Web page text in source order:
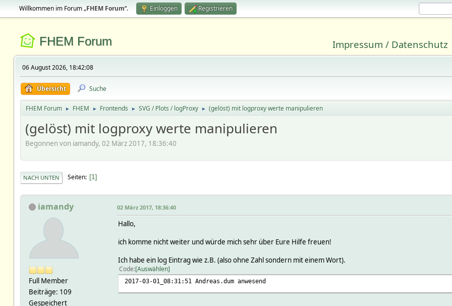
Willkommen im Forum „FHEM Forum“. Einloggen Registrieren
FHEM Forum Impressum / Datenschutz
06 August 2026, 18:42:08
Übersicht Suche
FHEM Forum ► FHEM ► Frontends ► SVG / Plots / logProxy ► (gelöst) mit logproxy werte manipulieren
(gelöst) mit logproxy werte manipulieren
Begonnen von iamandy, 02 März 2017, 18:36:40
NACH UNTEN Seiten 1
iamandy
Full Member
Beiträge: 109
Gespeichert
02 März 2017, 18:36:40
Hallo,
ich komme nicht weiter und würde mich sehr über Eure Hilfe freuen!
Ich habe ein log Eintrag wie z.B. (also ohne Zahl sondern mit einem Wort).
Code Auswählen
2017-03-01_08:31:51 Andreas.dum anwesend